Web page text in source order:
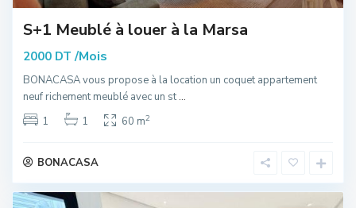
S+1 Meublé à louer à la Marsa
2000 DT /Mois
BONACASA vous propose à la location un coquet appartement
neuf richement meublé avec un st...
1
1 60 m2
BONACASA